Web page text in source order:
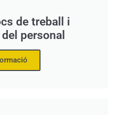
de treball i
personal